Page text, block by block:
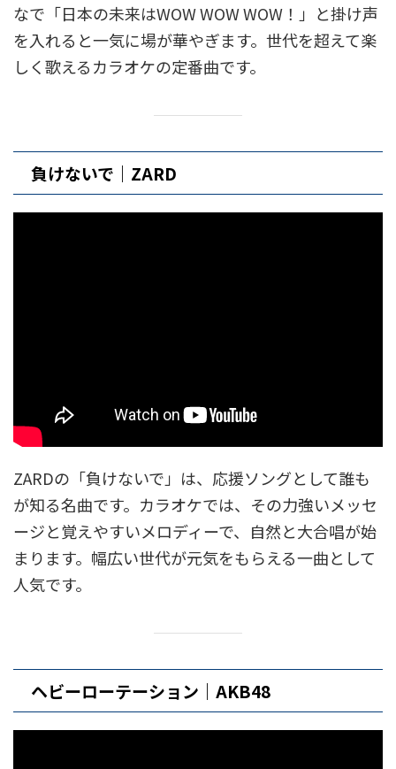
なで「日本の未来はWOW WOW WOW！」と掛け声
を入れると一気に場が華やぎます。世代を超えて楽
しく歌えるカラオケの定番曲です。
負けないで｜ZARD
ZARDの「負けないで」は、応援ソングとして誰も
が知る名曲です。カラオケでは、その力強いメッセ
ージと覚えやすいメロディーで、自然と大合唱が始
まります。幅広い世代が元気をもらえる一曲として
人気です。
ヘビーローテーション｜AKB48